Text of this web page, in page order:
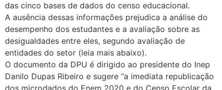
das cinco bases de dados do censo educacional.
A ausência dessas informações prejudica a análise do
desempenho dos estudantes e a avaliação sobre as
desigualdades entre eles, segundo avaliação de
entidades do setor (leia mais abaixo).
O documento da DPU é dirigido ao presidente do Inep
Danilo Dupas Ribeiro e sugere “a imediata republicação